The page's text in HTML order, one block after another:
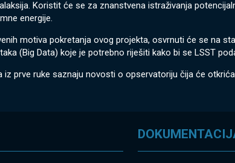
Koristit će se za znanstvena istraživanja
energije.
motiva pokretanja ovog projekta, osvrnuti će se na
(Big Data) koje je potrebno riješiti kako bi se LSST
prve ruke saznaju novosti o opservatoriju čija će